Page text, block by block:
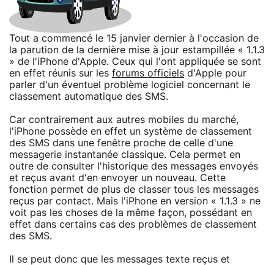
Tout a commencé le 15 janvier dernier à l'occasion de
la parution de la dernière mise à jour estampillée « 1.1.3
» de l'iPhone d'Apple. Ceux qui l'ont appliquée se sont
en effet réunis sur les forums officiels d'Apple pour
parler d'un éventuel problème logiciel concernant le
classement automatique des SMS.
Car contrairement aux autres mobiles du marché,
l'iPhone possède en effet un système de classement
des SMS dans une fenêtre proche de celle d'une
messagerie instantanée classique. Cela permet en
outre de consulter l'historique des messages envoyés
et reçus avant d'en envoyer un nouveau. Cette
fonction permet de plus de classer tous les messages
reçus par contact. Mais l'iPhone en version « 1.1.3 » ne
voit pas les choses de la même façon, possédant en
effet dans certains cas des problèmes de classement
des SMS.
Il se peut donc que les messages texte reçus et